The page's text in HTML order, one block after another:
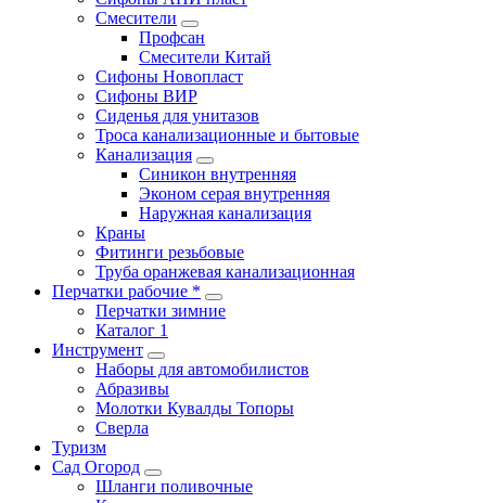
Смесители
Профсан
Смесители Китай
Сифоны Новопласт
Сифоны ВИР
Сиденья для унитазов
Троса канализационные и бытовые
Канализация
Синикон внутренняя
Эконом серая внутренняя
Наружная канализация
Краны
Фитинги резьбовые
Труба оранжевая канализационная
Перчатки рабочие *
Перчатки зимние
Каталог 1
Инструмент
Наборы для автомобилистов
Абразивы
Молотки Кувалды Топоры
Сверла
Туризм
Сад Огород
Шланги поливочные